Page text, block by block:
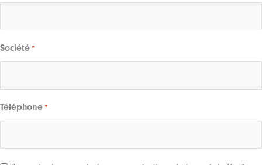
Société *
Téléphone *